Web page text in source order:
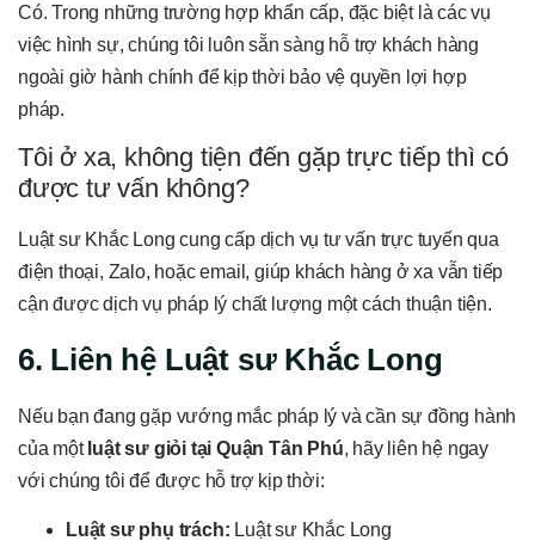
Có. Trong những trường hợp khẩn cấp, đặc biệt là các vụ
việc hình sự, chúng tôi luôn sẵn sàng hỗ trợ khách hàng
ngoài giờ hành chính để kịp thời bảo vệ quyền lợi hợp
pháp.
Tôi ở xa, không tiện đến gặp trực tiếp thì có
được tư vấn không?
Luật sư Khắc Long cung cấp dịch vụ tư vấn trực tuyến qua
điện thoại, Zalo, hoặc email, giúp khách hàng ở xa vẫn tiếp
cận được dịch vụ pháp lý chất lượng một cách thuận tiện.
6. Liên hệ Luật sư Khắc Long
Nếu bạn đang gặp vướng mắc pháp lý và cần sự đồng hành
của một luật sư giỏi tại Quận Tân Phú, hãy liên hệ ngay
với chúng tôi để được hỗ trợ kịp thời:
Luật sư phụ trách: Luật sư Khắc Long